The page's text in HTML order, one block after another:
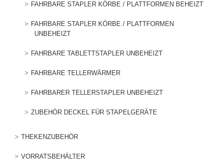
FAHRBARE STAPLER KÖRBE / PLATTFORMEN BEHEIZT
FAHRBARE STAPLER KÖRBE / PLATTFORMEN
UNBEHEIZT
FAHRBARE TABLETTSTAPLER UNBEHEIZT
FAHRBARE TELLERWÄRMER
FAHRBARER TELLERSTAPLER UNBEHEIZT
ZUBEHÖR DECKEL FÜR STAPELGERÄTE
THEKENZUBEHÖR
VORRATSBEHÄLTER